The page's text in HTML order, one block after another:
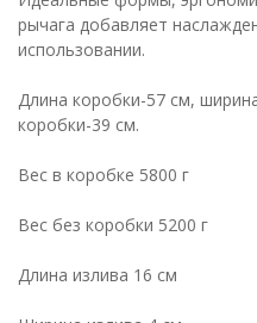
рычага добавляет
использовании.
Длина коробки-57 см,
коробки-39 см.
Вес в коробке 5800 г
Вес без коробки 5200 г
Длина излива 16 см